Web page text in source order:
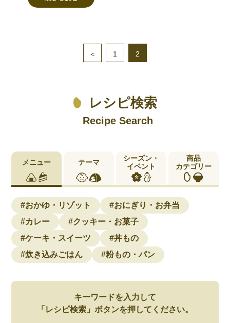
＜ 1 2
レシピ検索
Recipe Search
メニュー テーマ
シーズン・
イベント
商品
カテゴリー
#おかゆ・リゾット
#おにぎり・お弁当
#カレー
#クッキー・お菓子
#ケーキ・スイーツ
#丼もの
#炊き込みごはん
#粉もの・パン
キーワードを入力して
「レシピ検索」ボタンを押してください。